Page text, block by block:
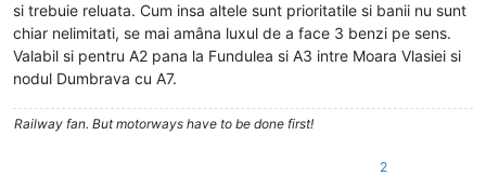
si trebuie reluata. Cum insa altele sunt prioritatile si banii nu sunt
chiar nelimitati, se mai amâna luxul de a face 3 benzi pe sens.
Valabil si pentru A2 pana la Fundulea si A3 intre Moara Vlasiei si
nodul Dumbrava cu A7.
Railway fan. But motorways have to be done first!
2